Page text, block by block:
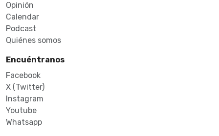
Opinión
Calendar
Podcast
Quiénes somos
Encuéntranos
Facebook
X (Twitter)
Instagram
Youtube
Whatsapp